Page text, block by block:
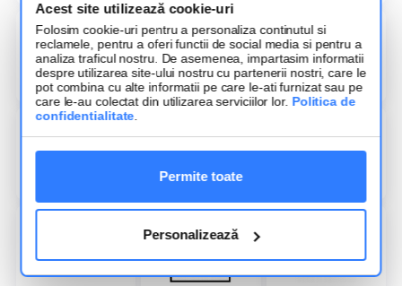
Acest site utilizează cookie-uri
Folosim cookie-uri pentru a personaliza continutul si
reclamele, pentru a oferi functii de social media si pentru a
analiza traficul nostru. De asemenea, impartasim informatii
despre utilizarea site-ului nostru cu partenerii nostri, care le
pot combina cu alte informatii pe care le-ati furnizat sau pe
care le-au colectat din utilizarea serviciilor lor. Politica de
confidentialitate
Permite toate
Personalizează